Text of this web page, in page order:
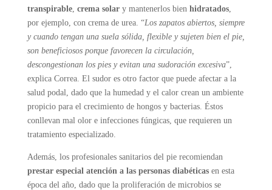
transpirable, crema solary mantenerlos bien hidratados,
por ejemplo, con crema de urea. “Los zapatos abiertos, siempre
y cuando tengan una suela sólida, flexible y sujeten bien el pie,
son beneficiosos porque favorecen la circulación,
descongestionan los pies y evitan una sudoración excesiva”,
explica Correa. El sudor es otro factor que puede afectar a la
salud podal, dado que la humedad y el calor crean un ambiente
propicio para el crecimiento de hongos y bacterias. Éstos
conllevan mal olor e infecciones fúngicas, que requieren un
tratamiento especializado.
Además, los profesionales sanitarios del pie recomiendan
prestar especial atención a las personas diabéticasen esta
época del año, dado que la proliferación de microbios se